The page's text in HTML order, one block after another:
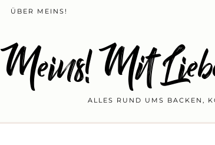
Meins! Mit
ALLES RUND UMS BACKEN,
ÜBER MEINS!